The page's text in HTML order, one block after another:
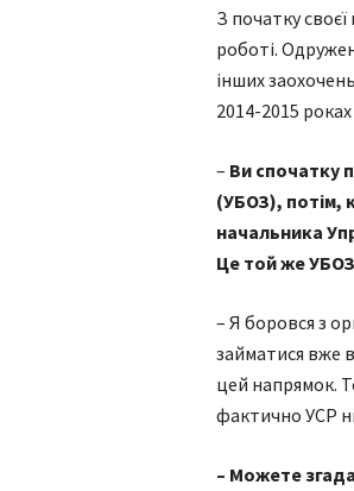
З початку
роботі.
інших
2014-2015
– Ви спочатку
(УБОЗ), потім,
начальника
Це той же
– Я боровся з
займатися вже
цей напрямок.
фактично УСР
– Можете